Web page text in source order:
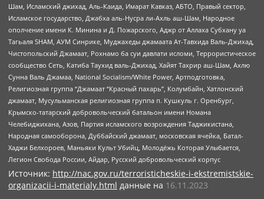
Шам, Исламский джихад, Аль-Каида, Имарат Кавказ, АБТО, Правый сектор,
Исламское государство, Джабха аль-Нусра ли-Ахль аш-Шам, Народное
ополчение имени К. Минина и Д. Пожарского, Аджр от Аллаха Субхану уа
Тагьаля SHAM, АУМ Синрике, Муджахеды джамаата Ат-Тавхида Валь-Джихад,
Чистопольский Джамаат, Рохнамо ба суи давлати исломи, Террористическое
сообщество Сеть, Катиба Таухид валь-Джихад, Хайят Тахрир аш-Шам, Ахлю
Сунна Валь Джамаа, National Socialism/White Power, Артподготовка,
Религиозная группа “Джамаат “Красный пахарь”, Колумбайн, Хатлонский
джамаат, Мусульманская религиозная группа п. Кушкуль г. Оренбург,
Крымско-татарский добровольческий батальон имени Номана
Челебиджихана, Азов, Партия исламского возрождения Таджикистана,
Народная самооборона, Дуббайский джамаат, московская ячейка, Батал-
Хаджи Белхороев, Маньяки Культ Убийц, Молодёжь Которая Улыбается,
Легион Свобода России, Айдар, Русский добровольческий корпус
Источник: http://nac.gov.ru/terroristicheskie-i-ekstremistskie-
organizacii-i-materialy.html данные на 16.11.2023